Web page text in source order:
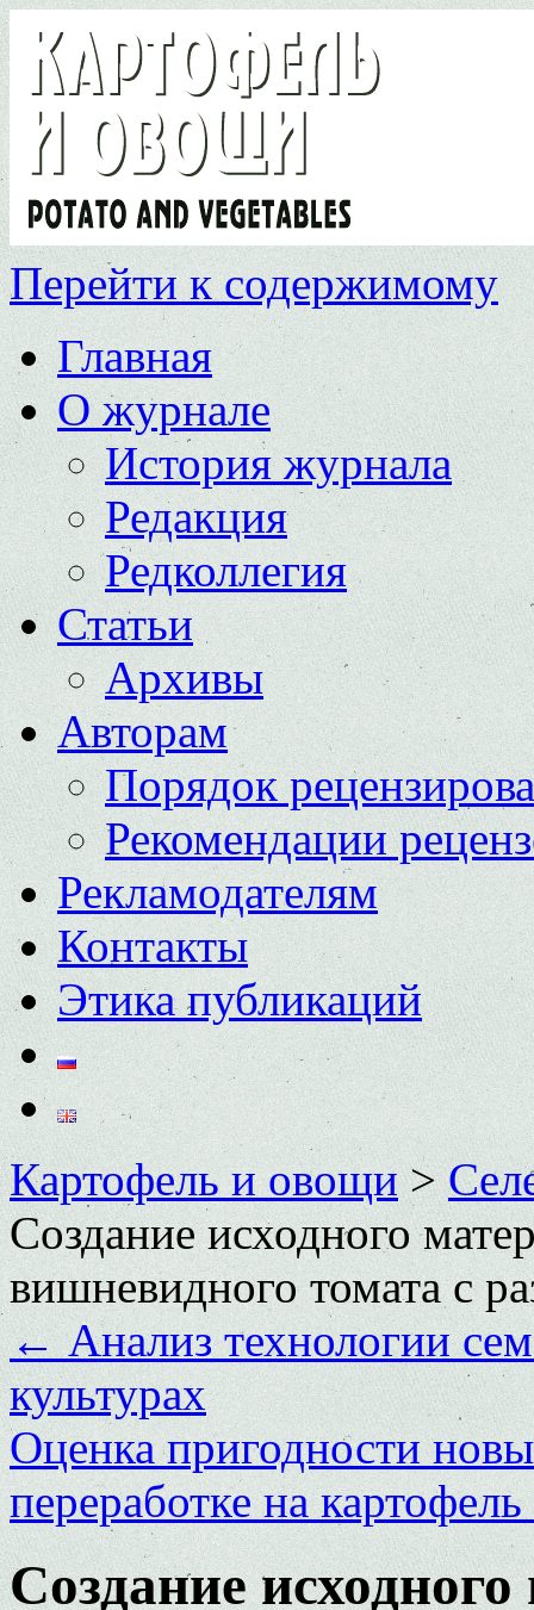
Перейти к содержимому
Главная
О журнале
История журнала
Редакция
Редколлегия
Статьи
Архивы
Авторам
Порядок
Рекомендации
Рекламодателям
Контакты
Этика публикаций
Картофель и овощи>
Создание исходного
вишневидного томата с
←Анализ технологии
культурах
Оценка пригодности
переработке на
Создание